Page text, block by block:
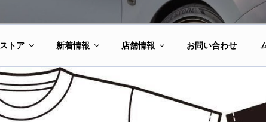
ストア 新着情報 店舗情報 お問い合わせ